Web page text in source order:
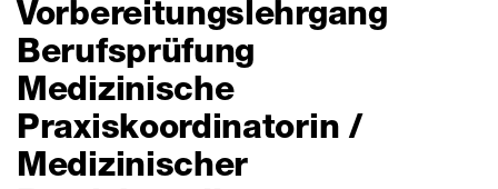
Vorbereitungslehrgang
Berufsprüfung
Medizinische
Praxiskoordinatorin /
Medizinischer
Kontakt
Aktuelles
Mitteilungen
Termine